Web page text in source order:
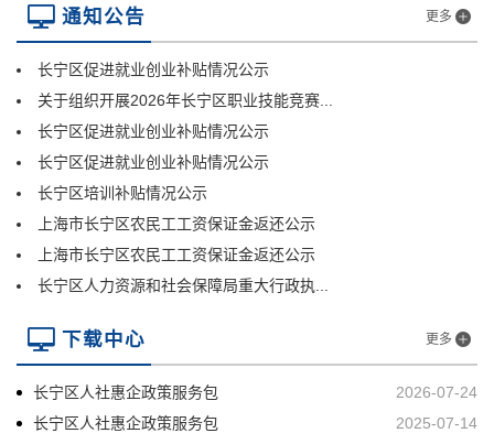
通知公告 更多
长宁区促进就业创业补贴情况公示
关于组织开展2026年长宁区职业技能竞赛...
长宁区促进就业创业补贴情况公示
长宁区促进就业创业补贴情况公示
长宁区培训补贴情况公示
上海市长宁区农民工工资保证金返还公示
上海市长宁区农民工工资保证金返还公示
长宁区人力资源和社会保障局重大行政执...
下载中心 更多
长宁区人社惠企政策服务包
2026-07-24
长宁区人社惠企政策服务包
2025-07-14